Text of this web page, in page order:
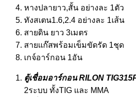
หางปลายาว,สั้น อย่างละ 1ตัว
ทังสเตน1.6,2.4 อย่างละ 1เส้น
สายดิน ยาว 3เมตร
สายแก๊สพร้อมเข็มขัดรัด 1ชุด
เกจ์อาร์กอน 1อัน
ตู้เชื่อมอาร์กอน RILON
2ระบบ ทั้งTIG และ MMA